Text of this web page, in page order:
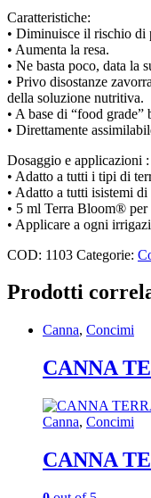
Caratteristiche:
• Diminuisce il rischio di
• Aumenta la resa.
• Ne basta poco, data la
• Privo disostanze
della soluzione nutritiva.
• A base di “food grade”
• Direttamente
Dosaggio e applicazioni :
• Adatto a tutti i tipi di
• Adatto a tutti isistemi
• 5 ml Terra Bloom®
• Applicare a ogni
COD: 1103 Categorie:
Prodotti
Canna, Concimi
CANNA
Canna, Concimi
CANNA